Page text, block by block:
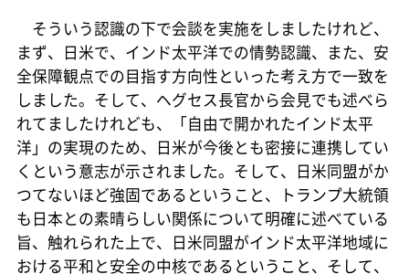
そういう認識の下で会談を実施をしましたけれど、
まず、日米で、インド太平洋での情勢認識、また、安
全保障観点での目指す方向性といった考え方で一致を
しました。そして、ヘグセス長官から会見でも述べら
れてましたけれども、「自由で開かれたインド太平
洋」の実現のため、日米が今後とも密接に連携してい
くという意志が示されました。そして、日米同盟がか
つてないほど強固であるということ、トランプ大統領
も日本との素晴らしい関係について明確に述べている
旨、触れられた上で、日米同盟がインド太平洋地域に
おける平和と安全の中核であるということ、そして、